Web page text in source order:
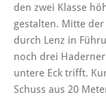
den zwei Klasse
gestalten. Mitte
durch Lenz in
noch drei
untere Eck trifft.
Schuss aus 20